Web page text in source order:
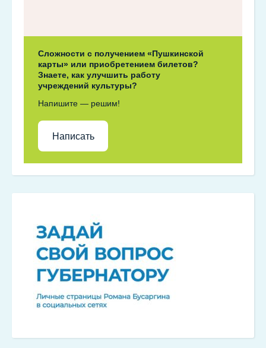
Сложности с получением «Пушкинской
карты» или приобретением билетов?
Знаете, как улучшить работу
учреждений культуры?
Напишите — решим!
Написать